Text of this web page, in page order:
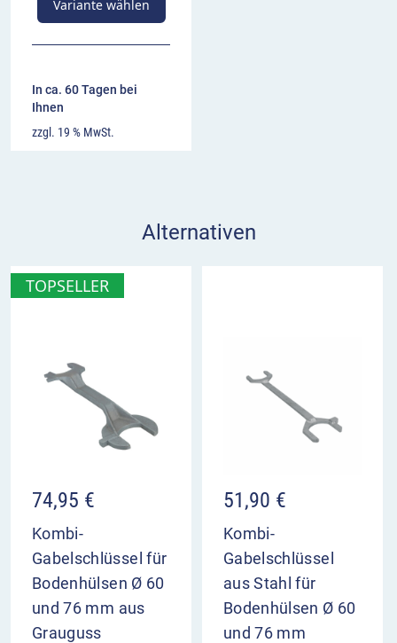
Variante wählen
In ca. 60 Tagen bei
Ihnen
zzgl. 19 % MwSt.
Alternativen
TOPSELLER
74,95 €
Kombi-
Gabelschlüssel für
Bodenhülsen Ø 60
und 76 mm aus
Grauguss
51,90 €
Kombi-
Gabelschlüssel
aus Stahl für
Bodenhülsen Ø 60
und 76 mm